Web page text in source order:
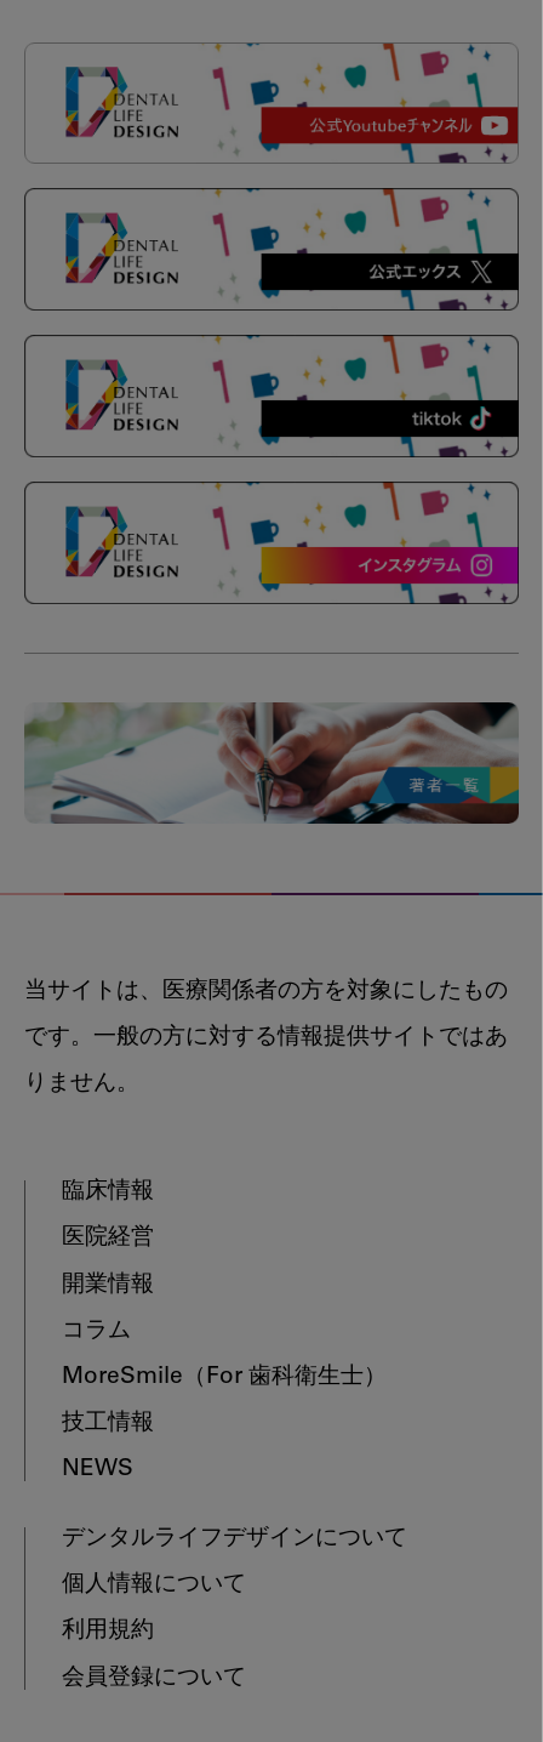
当サイトは、医療関係者の方を対象にしたもの
です。一般の方に対する情報提供サイトではあ
りません。
臨床情報
医院経営
開業情報
コラム
MoreSmile （For 歯科衛生士）
技工情報
NEWS
デンタルライフデザインについて
個人情報について
利用規約
会員登録について